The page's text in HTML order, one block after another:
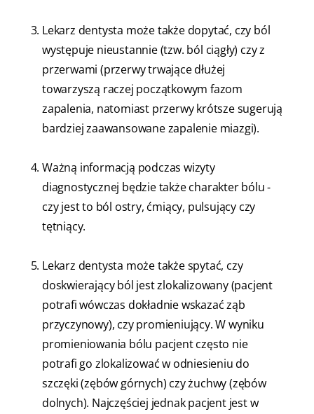
Lekarz dentysta może także dopytać, czy ból
występuje nieustannie (tzw. ból ciągły) czy z
przerwami (przerwy trwające dłużej
towarzyszą raczej początkowym fazom
zapalenia, natomiast przerwy krótsze sugerują
bardziej zaawansowane zapalenie miazgi).
Ważną informacją podczas wizyty
diagnostycznej będzie także charakter bólu -
czy jest to ból ostry, ćmiący, pulsujący czy
tętniący.
Lekarz dentysta może także spytać, czy
doskwierający ból jest zlokalizowany (pacjent
potrafi wówczas dokładnie wskazać ząb
przyczynowy), czy promieniujący. W wyniku
promieniowania bólu pacjent często nie
potrafi go zlokalizować w odniesieniu do
szczęki (zębów górnych) czy żuchwy (zębów
dolnych). Najczęściej jednak pacjent jest w